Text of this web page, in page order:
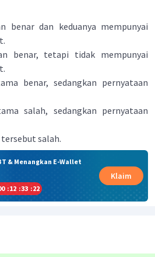
benar dan keduanya mempunyai
benar, tetapi tidak mempunyai
benar, sedangkan pernyataan
salah, sedangkan pernyataan
salah.
& Menangkan E-Wallet
:12 :33 :22
Klaim